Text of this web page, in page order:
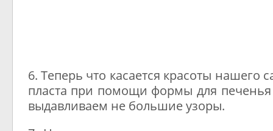
6. Теперь что касается красоты нашего
пласта при помощи формы для
выдавливаем не большие узоры.